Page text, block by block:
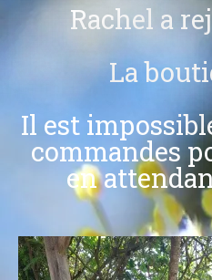
Partenaires
Rachel a
La
Il est
commandes
en